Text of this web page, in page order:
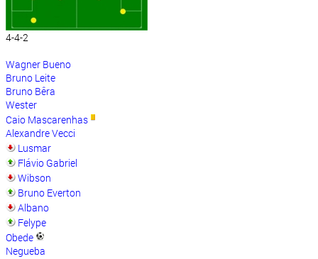
4-4-2
Wagner Bueno
Bruno Leite
Bruno Bêra
Wester
Caio Mascarenhas
Alexandre Vecci
Lusmar
Flávio Gabriel
Wibson
Bruno Everton
Albano
Felype
Obede
Negueba